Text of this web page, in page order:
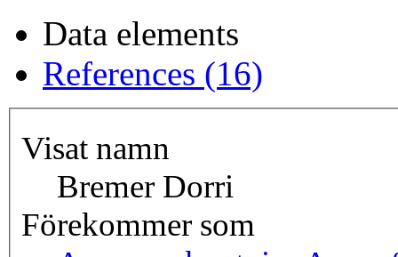
Data elements
References (16)
Visat namn
Bremer Dorri
Förekommer som